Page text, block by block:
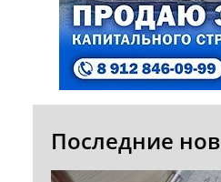
Последние